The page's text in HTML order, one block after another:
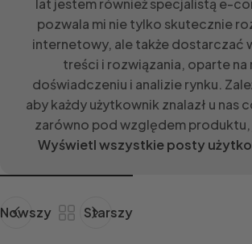
pozwala mi nie tylko skutecznie
internetowy, ale także dostarczać
treści i rozwiązania, oparte na
doświadczeniu i analizie rynku.
aby każdy użytkownik znalazł u nas
zarówno pod względem produktu,
Wyświetl wszystkie posty
Nowszy Starszy